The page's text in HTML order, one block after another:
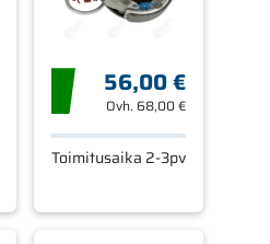
56,00 €
Ovh. 68,00 €
Toimitusaika 2-3pv